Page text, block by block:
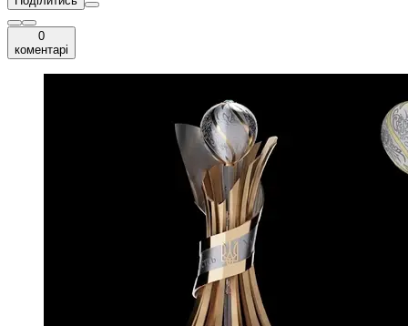
0
коментарі